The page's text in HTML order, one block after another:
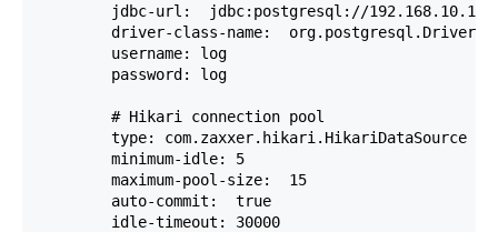
jdbc-url:  jdbc:postgresql://
        driver-class-name:  org.postgresql.Driver
        username: log
        password: log
        # Hikari connection pool
        type: com.zaxxer.hikari.HikariDataSource
        minimum-idle: 5
        maximum-pool-size:  15
        auto-commit:  true
        idle-timeout: 30000